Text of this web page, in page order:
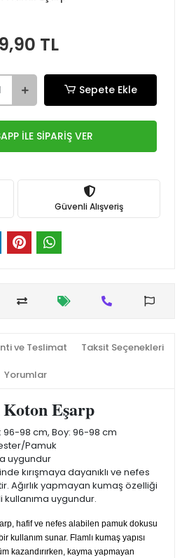
TL
Sepete Ekle
İLE SİPARİŞ VER
Güvenli Alışveriş
ve Teslimat Taksit Seçenekleri
Yorumlar
Eşarp
96-98 cm, Boy: 96-98 cm
Pamuk
uygundur
kırışmaya dayanıklı ve nefes
Ağırlık yapmayan kumaş özelliği
kullanıma uygundur.
hafif ve nefes alabilen pamuk dokusu
kullanım sunar. Flamlı kumaş yapısı
kazandırırken, kayma yapmayan